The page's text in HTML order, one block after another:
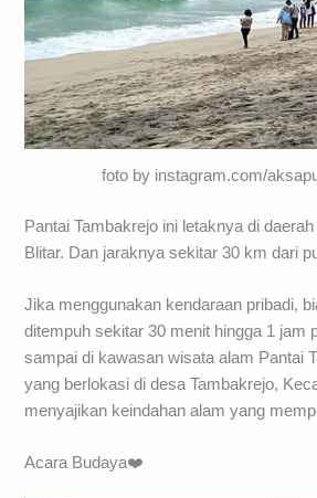
foto by instagram.com/
Pantai Tambakrejo ini letaknya di
Blitar. Dan jaraknya sekitar 30 km dari
Jika menggunakan kendaraan pribadi,
ditempuh sekitar 30 menit hingga 1 jam
sampai di kawasan wisata alam Pantai
yang berlokasi di desa Tambakrejo,
menyajikan keindahan alam yang
Acara Budaya❤️